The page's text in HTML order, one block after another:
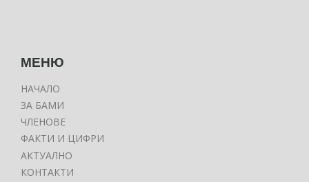
МЕНЮ
НАЧАЛО
ЗА БАМИ
ЧЛЕНОВЕ
ФАКТИ И ЦИФРИ
АКТУАЛНО
КОНТАКТИ